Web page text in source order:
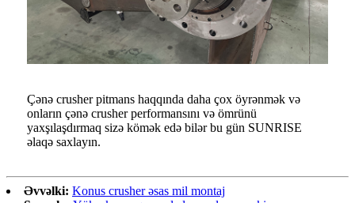
Çənə crusher pitmans haqqında daha çox öyrənmək və
onların çənə crusher performansını və ömrünü
yaxşılaşdırmaq sizə kömək edə bilər bu gün SUNRISE
əlaqə saxlayın.
Əvvəlki: Konus crusher əsas mil montaj